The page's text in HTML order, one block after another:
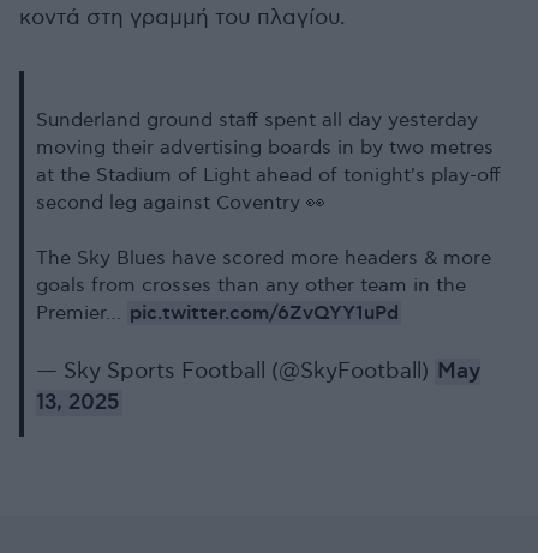
κοντά στη γραμμή του πλαγίου.
Sunderland ground staff spent all day yesterday
moving their advertising boards in by two metres
at the Stadium of Light ahead of tonight's play-off
second leg against Coventry 👀
The Sky Blues have scored more headers & more
goals from crosses than any other team in the
Premier… pic.twitter.com/6ZvQYY1uPd
— Sky Sports Football (@SkyFootball) May
13, 2025